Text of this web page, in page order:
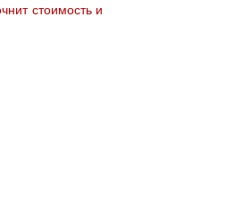
стоимость и